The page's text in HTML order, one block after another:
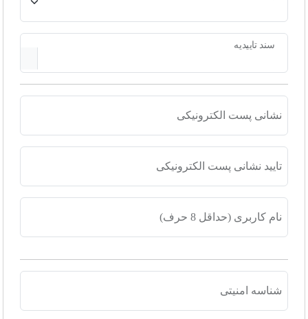
سند تاییدیه
نشانی پست الکترونیکی
تایید نشانی پست الکترونیکی
نام کاربری (حداقل 8 حرف)
شناسه امنیتی